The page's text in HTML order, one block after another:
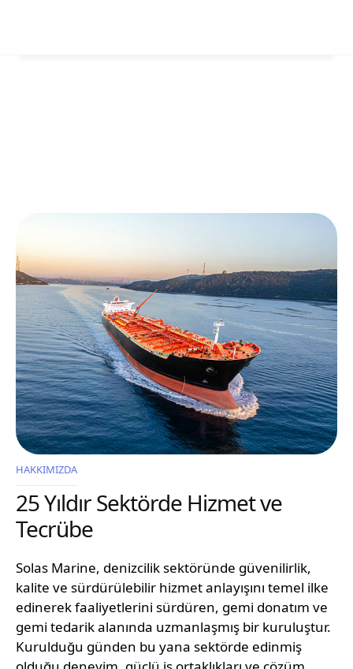
HAKKIMIZDA
25 Yıldır Sektörde Hizmet ve
Tecrübe
Solas Marine, denizcilik sektöründe güvenilirlik,
kalite ve sürdürülebilir hizmet anlayışını temel ilke
edinerek faaliyetlerini sürdüren, gemi donatım ve
gemi tedarik alanında uzmanlaşmış bir kuruluştur.
Kurulduğu günden bu yana sektörde edinmiş